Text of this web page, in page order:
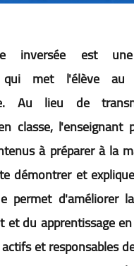
inversée est
qui met l'élève
Au lieu de
classe, l'enseignant
à préparer à la
démontrer et
permet d'améliorer
et du apprentissage
et responsables